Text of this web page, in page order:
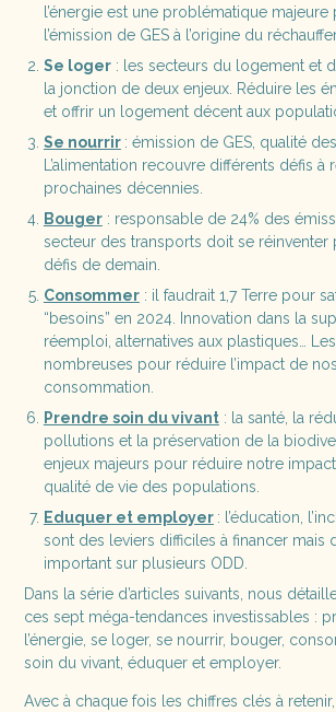
l’énergie est une problématique
l’émission de GES à l’origine du
Se loger: les secteurs du logement et
la jonction de deux enjeux. Réduire les
et offrir un logement décent aux
Se nourrir : émission de GES, qualité
L’alimentation recouvre différents défis à
prochaines décennies.
Bouger: responsable de 24% des
secteur des transports doit se réinventer
défis de demain.
Consommer: il faudrait 1,7 Terre pour
“besoins” en 2024. Innovation dans la
réemploi, alternatives aux plastiques…
nombreuses pour réduire l’impact de
consommation.
Prendre soin du vivant: la santé, la
pollutions et la préservation de la
enjeux majeurs pour réduire notre
qualité de vie des populations.
Eduquer et employer : l’éducation,
sont des leviers difficiles à financer mais
important sur plusieurs ODD.
Dans la série d’articles suivants, nous
ces sept méga-tendances investissables :
l’énergie, se loger, se nourrir, bouger,
soin du vivant, éduquer et employer.
Avec à chaque fois les chiffres clés à